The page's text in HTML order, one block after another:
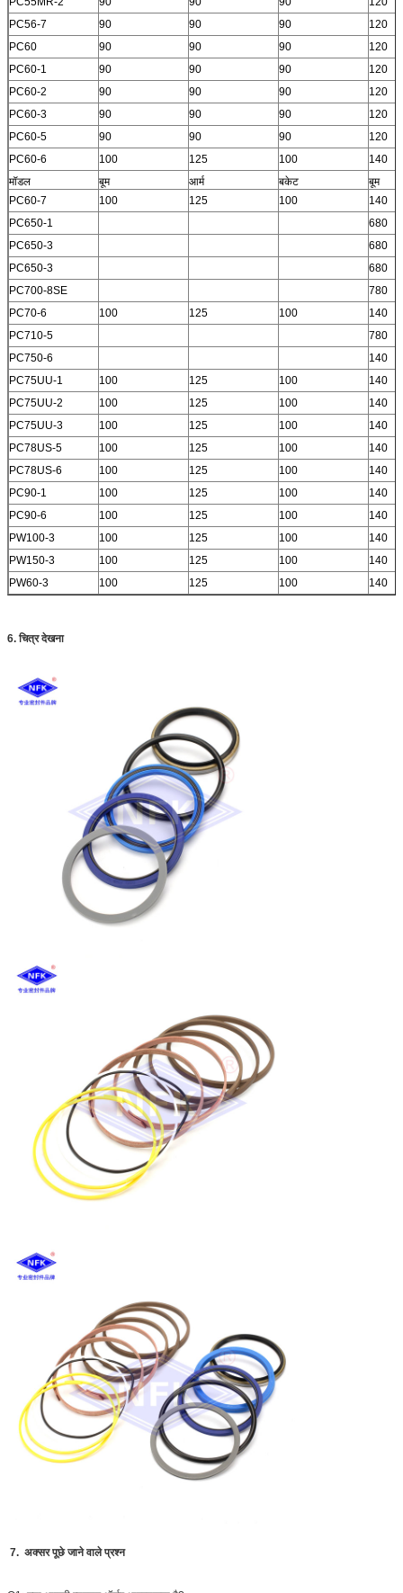
PC56-7
90 90 90
120
PC60
90 90 90
120
PC60-1
90 90 90
120
PC60-2
90 90 90
120
PC60-3
90 90 90
120
PC60-5
90 90 90
120
PC60-6
100 125 100
140
मॉडल
बूम आर्म बकेट
बूम
PC60-7
100 125 100
140
PC650-1
680
PC650-3
680
PC650-3
680
PC700-8SE
780
PC70-6
100 125 100
140
PC710-5
780
PC750-6
140
PC75UU-1
100 125 100
140
PC75UU-2
100 125 100
140
PC75UU-3
100 125 100
140
PC78US-5
100 125 100
140
PC78US-6
100 125 100
140
PC90-1
100 125 100
140
PC90-6
100 125 100
140
PW100-3
100 125 100
140
PW150-3
100 125 100
140
PW60-3
100 125 100 140
6. चित्र देखना
7. अक्सर पूछे जाने वाले प्रश्न